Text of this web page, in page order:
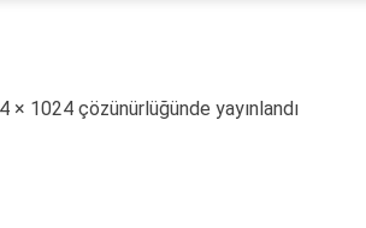
× 1024 çözünürlüğünde yayınlandı